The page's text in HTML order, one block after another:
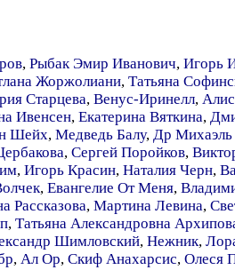
, Рыбак Эмир Иванович, Игорь
Жоржолиани, Татьяна
Старцева, Венус-Иринелл,
Ивенсен, Екатерина Вяткина,
Шейх, Медведь Балу, Др Михаэль
, Сергей Поройков,
, Игорь Красин, Наталия Черн,
, Евангелие От Меня,
Рассказова, Мартина Левина,
, Татьяна Александровна
Шимловский, Нежник,
, Ал Ор, Скиф Анахарсис, Олеся